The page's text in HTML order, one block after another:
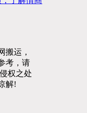
搬运，
考，请
权之处
解!